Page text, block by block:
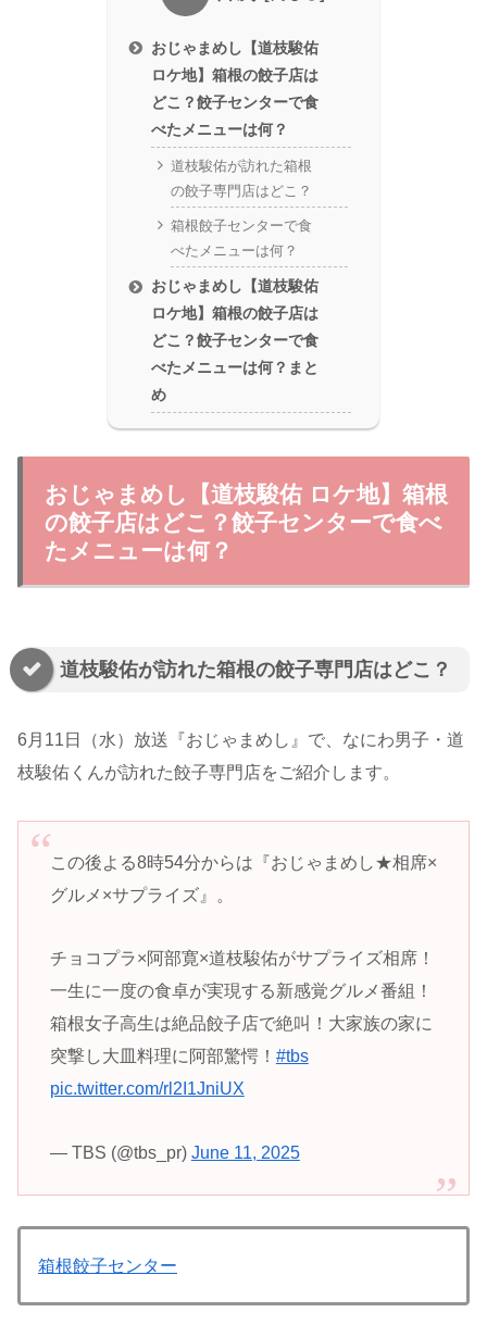
おじゃまめし【道枝駿佑
ロケ地】箱根の餃子店は
どこ？餃子センターで食
べたメニューは何？
道枝駿佑が訪れた箱根
の餃子専門店はどこ？
箱根餃子センターで食
べたメニューは何？
おじゃまめし【道枝駿佑
ロケ地】箱根の餃子店は
どこ？餃子センターで食
べたメニューは何？まと
め
おじゃまめし【道枝駿佑 ロケ地】箱根
の餃子店はどこ？餃子センターで食べ
たメニューは何？
道枝駿佑が訪れた箱根の餃子専門店はどこ？
6月11日（水）放送『おじゃまめし』で、なにわ男子・道
枝駿佑くんが訪れた餃子専門店をご紹介します。
この後よる8時54分からは『おじゃまめし★相席×
グルメ×サプライズ』。
チョコプラ×阿部寛×道枝駿佑がサプライズ相席！
一生に一度の食卓が実現する新感覚グルメ番組！
箱根女子高生は絶品餃子店で絶叫！大家族の家に
突撃し大皿料理に阿部驚愕！ #tbs
pic.twitter.com/rl2I1JniUX
— TBS (@tbs_pr) June 11, 2025
箱根餃子センター